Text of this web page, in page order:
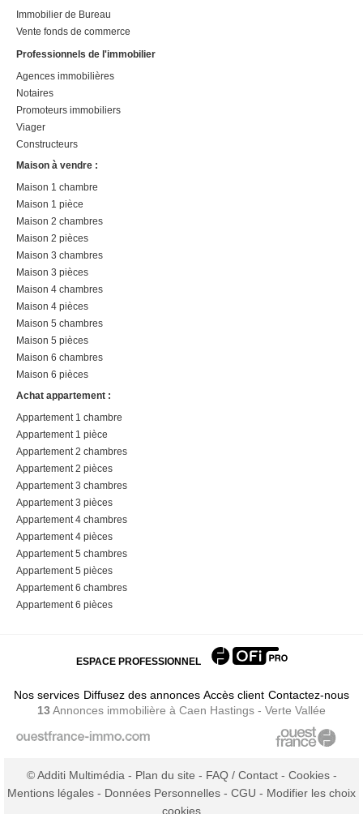
Immobilier de Bureau
Vente fonds de commerce
Professionnels de l'immobilier
Agences immobilières
Notaires
Promoteurs immobiliers
Viager
Constructeurs
Maison à vendre :
Maison 1 chambre
Maison 1 pièce
Maison 2 chambres
Maison 2 pièces
Maison 3 chambres
Maison 3 pièces
Maison 4 chambres
Maison 4 pièces
Maison 5 chambres
Maison 5 pièces
Maison 6 chambres
Maison 6 pièces
Achat appartement :
Appartement 1 chambre
Appartement 1 pièce
Appartement 2 chambres
Appartement 2 pièces
Appartement 3 chambres
Appartement 3 pièces
Appartement 4 chambres
Appartement 4 pièces
Appartement 5 chambres
Appartement 5 pièces
Appartement 6 chambres
Appartement 6 pièces
ESPACE PROFESSIONNEL
Nos services Diffusez des annonces Accès client Contactez-nous
13Annonces immobilière à Caen Hastings - Verte Vallée
© Additi Multimédia - Plan du site - FAQ / Contact- Cookies-
Mentions légales - Données Personnelles - CGU - Modifier les choix
cookies